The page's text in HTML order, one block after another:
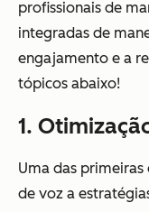
profissionais de
integradas de
engajamento e a
tópicos abaixo!
1.
Uma das primeiras
de voz a